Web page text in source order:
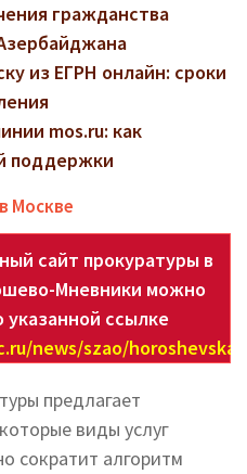
гражданства
из ЕГРН онлайн: сроки
mos.ru: как
поддержки
Москве
сайт прокуратуры в
Мневники можно
указанной ссылке
news/szao/
предлагает
виды услуг
сократит алгоритм